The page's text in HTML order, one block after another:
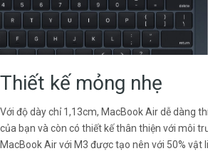
Thiết kế mỏng nhẹ
Với độ dày chỉ 1,13cm, MacBook Air dễ dàng
của bạn và còn có thiết kế thân thiện với môi
MacBook Air với M3 được tạo nên với 50% vật